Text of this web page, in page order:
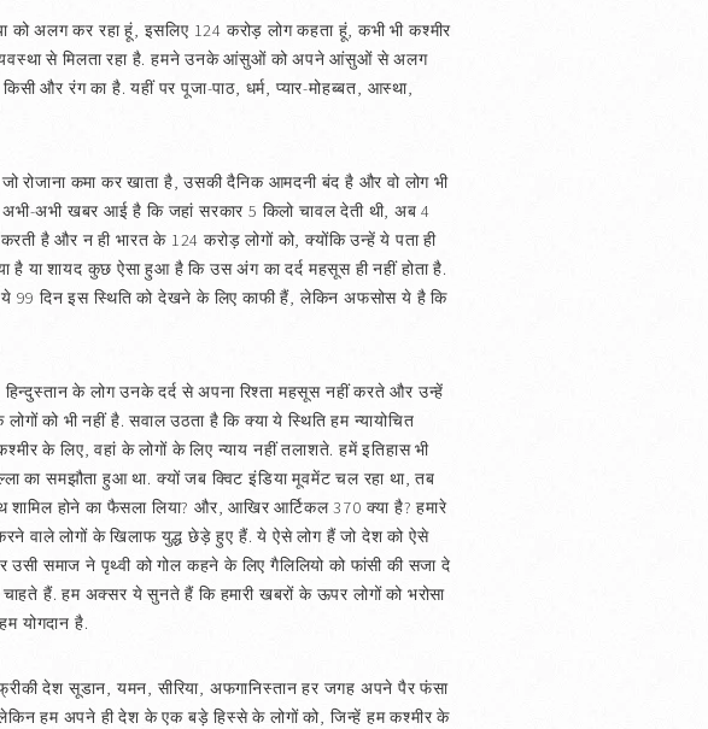
अलग कर रहा हूं, इसलिए 124 करोड़ लोग कहता हूं, कभी भी कश्मीर
व्यवस्था से मिलता रहा है. हमने उनके आंसुओं को अपने आंसुओं से अलग
और रंग का है. यहीं पर पूजा-पाठ, धर्म, प्यार-मोहब्बत, आस्था,
रोजाना कमा कर खाता है, उसकी दैनिक आमदनी बंद है और वो लोग भी
अभी-अभी खबर आई है कि जहां सरकार 5 किलो चावल देती थी, अब 4
है और न ही भारत के 124 करोड़ लोगों को, क्योंकि उन्हें ये पता ही
या शायद कुछ ऐसा हुआ है कि उस अंग का दर्द महसूस ही नहीं होता है.
ये 99 दिन इस स्थिति को देखने के लिए काफी हैं, लेकिन अफसोस ये है कि
हिन्दुस्तान के लोग उनके दर्द से अपना रिश्ता महसूस नहीं करते और उन्हें
को भी नहीं है. सवाल उठता है कि क्या ये स्थिति हम न्यायोचित
के लिए, वहां के लोगों के लिए न्याय नहीं तलाशते. हमें इतिहास भी
का समझौता हुआ था. क्यों जब क्विट इंडिया मूवमेंट चल रहा था, तब
शामिल होने का फैसला लिया? और, आखिर आर्टिकल 370 क्या है? हमारे
वाले लोगों के खिलाफ युद्ध छेड़े हुए हैं. ये ऐसे लोग हैं जो देश को ऐसे
समाज ने पृथ्वी को गोल कहने के लिए गैलिलियो को फांसी की सजा दे
हैं. हम अक्सर ये सुनते हैं कि हमारी खबरों के ऊपर लोगों को भरोसा
योगदान है.
देश सूडान, यमन, सीरिया, अफगानिस्तान हर जगह अपने पैर फंसा
हम अपने ही देश के एक बड़े हिस्से के लोगों को, जिन्हें हम कश्मीर के